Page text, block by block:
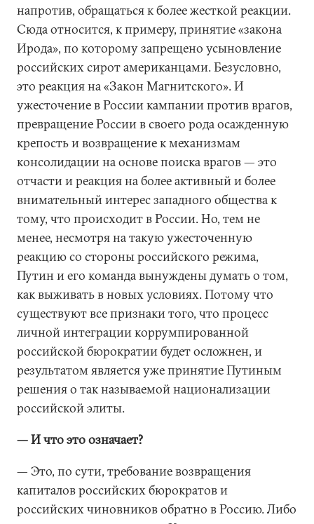
напротив, обращаться к более жесткой реакции.
Сюда относится, к примеру, принятие «закона
Ирода», по которому запрещено усыновление
российских сирот американцами. Безусловно,
это реакция на «Закон Магнитского». И
ужесточение в России кампании против врагов,
превращение России в своего рода осажденную
крепость и возвращение к механизмам
консолидации на основе поиска врагов — это
отчасти и реакция на более активный и более
внимательный интерес западного общества к
тому, что происходит в России. Но, тем не
менее, несмотря на такую ужесточенную
реакцию со стороны российского режима,
Путин и его команда вынуждены думать о том,
как выживать в новых условиях. Потому что
существуют все признаки того, что процесс
личной интеграции коррумпированной
российской бюрократии будет осложнен, и
результатом является уже принятие Путиным
решения о так называемой национализации
российской элиты.
— И что это означает?
— Это, по сути, требование возвращения
капиталов российских бюрократов и
российских чиновников обратно в Россию. Либо